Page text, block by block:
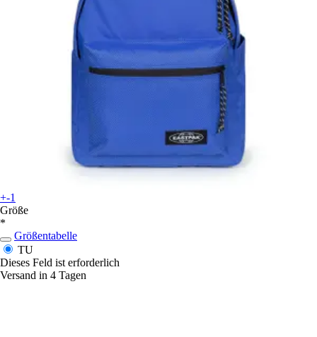
+-1
Größe
*
Größentabelle
TU
Dieses Feld ist erforderlich
Versand in 4 Tagen